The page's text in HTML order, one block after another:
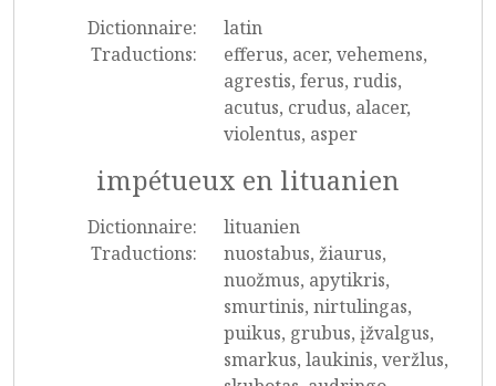
Dictionnaire:
latin
Traductions:
efferus, acer, vehemens,
agrestis, ferus, rudis,
acutus, crudus, alacer,
violentus, asper
impétueux en lituanien
Dictionnaire:
lituanien
Traductions:
nuostabus, žiaurus,
nuožmus, apytikris,
smurtinis, nirtulingas,
puikus, grubus, įžvalgus,
smarkus, laukinis, veržlus,